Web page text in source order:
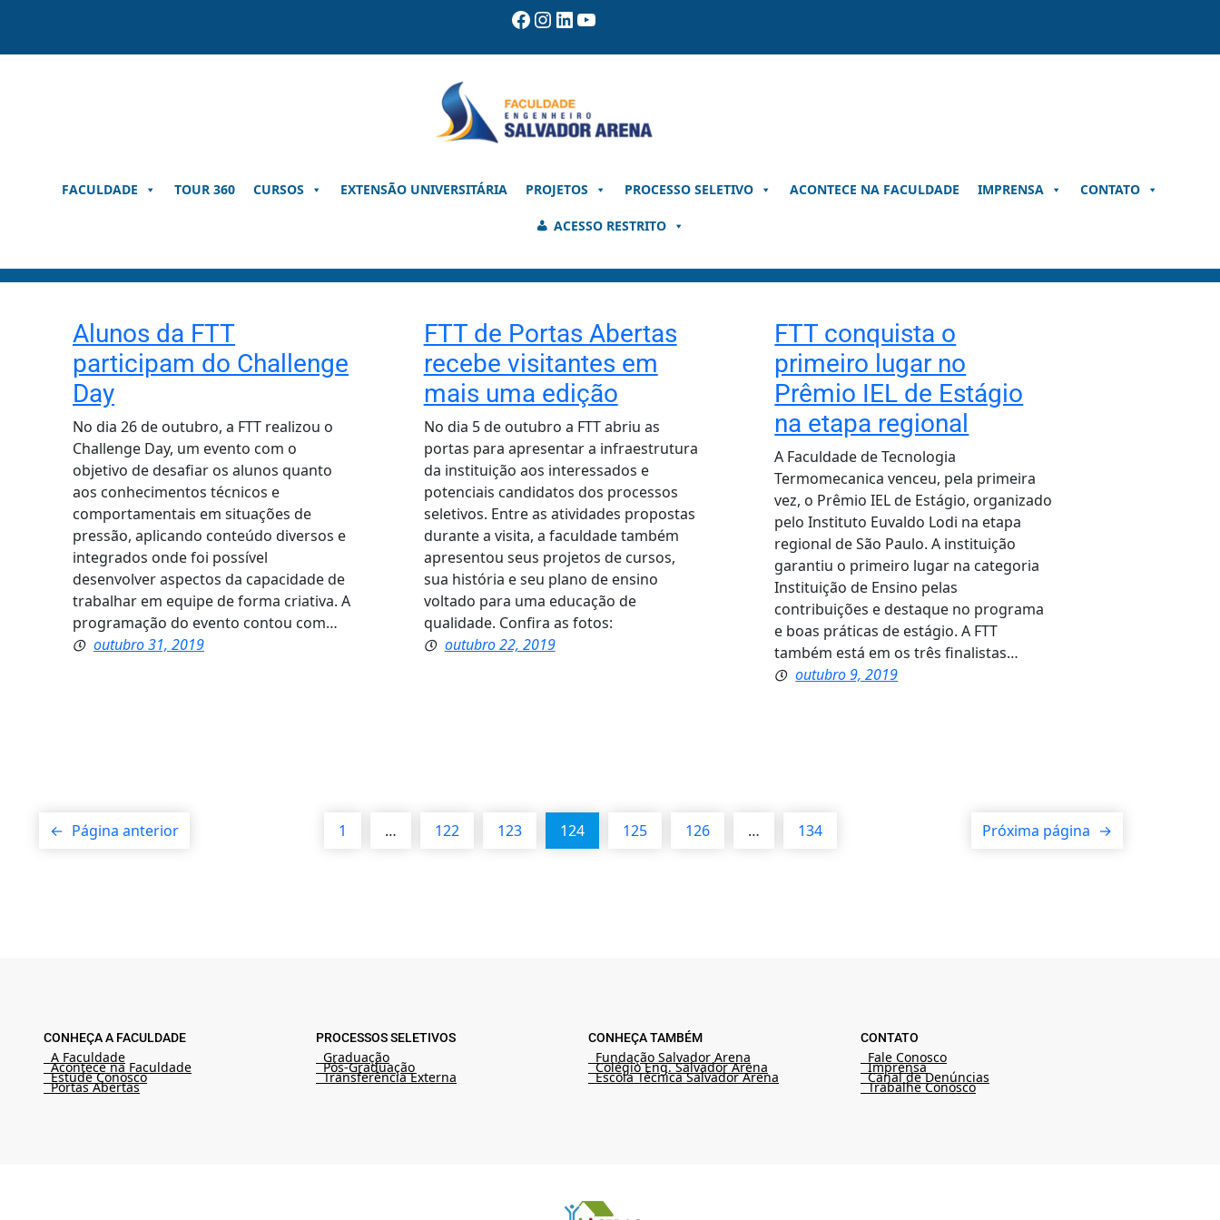
o
Facebook
Instagram
LinkedIn
Youtube
FACULDADE TOUR 360 CURSOS EXTENSÃO UNIVERSITÁRIA PROJETOS PROCESSO SELETIVO ACONTECE NA FACULDADE IMPRENSA CONTATO
ACESSO RESTRITO
Alunos da FTT
participam do Challenge
Day
No dia 26 de outubro, a FTT realizou o
Challenge Day, um evento com o
objetivo de desafiar os alunos quanto
aos conhecimentos técnicos e
comportamentais em situações de
pressão, aplicando conteúdo diversos e
integrados onde foi possível
desenvolver aspectos da capacidade de
trabalhar em equipe de forma criativa. A
programação do evento contou com…
outubro 31, 2019
FTT de Portas Abertas
recebe visitantes em
mais uma edição
No dia 5 de outubro a FTT abriu as
portas para apresentar a infraestrutura
da instituição aos interessados e
potenciais candidatos dos processos
seletivos. Entre as atividades propostas
durante a visita, a faculdade também
apresentou seus projetos de cursos,
sua história e seu plano de ensino
voltado para uma educação de
qualidade. Confira as fotos:
outubro 22, 2019
FTT conquista o
primeiro lugar no
Prêmio IEL de Estágio
na etapa regional
A Faculdade de Tecnologia
Termomecanica venceu, pela primeira
vez, o Prêmio IEL de Estágio, organizado
pelo Instituto Euvaldo Lodi na etapa
regional de São Paulo. A instituição
garantiu o primeiro lugar na categoria
Instituição de Ensino pelas
contribuições e destaque no programa
e boas práticas de estágio. A FTT
também está em os três finalistas…
outubro 9, 2019
← Página anterior 1 … 122 123 124 125 126 … 134 Próxima página →
CONHEÇA A FACULDADE
A Faculdade
Acontece na Faculdade
Estude Conosco
Portas Abertas
PROCESSOS SELETIVOS
Graduação
Pós-Graduação
Transferência Externa
CONHEÇA TAMBÉM
Fundação Salvador Arena
Colégio Eng. Salvador Arena
Escola Técnica Salvador Arena
CONTATO
Fale Conosco
Imprensa
Canal de Denúncias
Trabalhe Conosco